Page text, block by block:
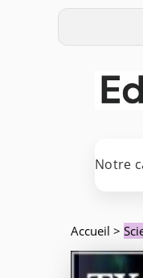
Notre
Accueil >